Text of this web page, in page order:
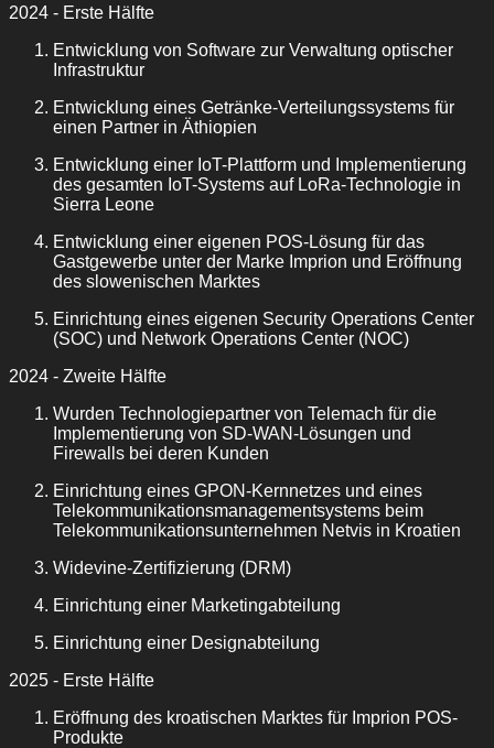
2024 - Erste Hälfte
Entwicklung von Software zur Verwaltung optischer
Infrastruktur
Entwicklung eines Getränke-Verteilungssystems für
einen Partner in Äthiopien
Entwicklung einer IoT-Plattform und Implementierung
des gesamten IoT-Systems auf LoRa-Technologie in
Sierra Leone
Entwicklung einer eigenen POS-Lösung für das
Gastgewerbe unter der Marke Imprion und Eröffnung
des slowenischen Marktes
Einrichtung eines eigenen Security Operations Center
(SOC) und Network Operations Center (NOC)
2024 - Zweite Hälfte
Wurden Technologiepartner von Telemach für die
Implementierung von SD-WAN-Lösungen und
Firewalls bei deren Kunden
Einrichtung eines GPON-Kernnetzes und eines
Telekommunikationsmanagementsystems beim
Telekommunikationsunternehmen Netvis in Kroatien
Widevine-Zertifizierung (DRM)
Einrichtung einer Marketingabteilung
Einrichtung einer Designabteilung
2025 - Erste Hälfte
Eröffnung des kroatischen Marktes für Imprion POS-
Produkte